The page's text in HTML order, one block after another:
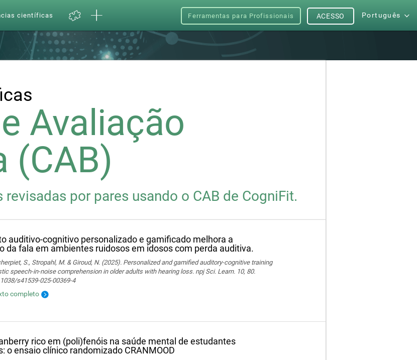
científicas Ferramentas para Profissionais Português
ACESSO
Avaliação
(CAB)
por pares usando o CAB de CogniFit.
auditivo-cognitivo personalizado e gamificado melhora a
da fala em ambientes ruidosos em idosos com perda auditiva.
S., Stropahl, M. & Giroud, N. (2025). Personalized and gamified auditory-cognitive training
speech-in-noise comprehension in older adults with hearing loss. npj Sci. Learn. 10, 80.
s41539-025-00369-4
completo
rico em (poli)fenóis na saúde mental de estudantes
o ensaio clínico randomizado CRANMOOD